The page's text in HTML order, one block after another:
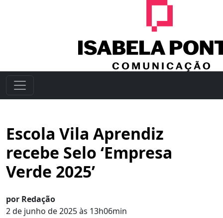
Escola Vila Aprendiz
recebe Selo ‘Empresa
Verde 2025’
por Redação
2 de junho de 2025 às 13h06min